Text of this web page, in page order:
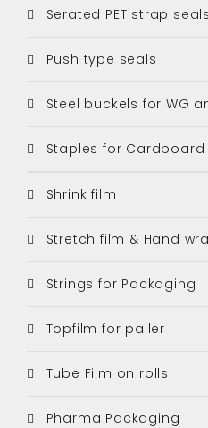
Serated PET strap seals
Push type seals
Steel buckels for WG
Staples for Cardboard
Shrink film
Stretch film & Hand
Strings for Packaging
Topfilm for paller
Tube Film on rolls
Pharma Packaging